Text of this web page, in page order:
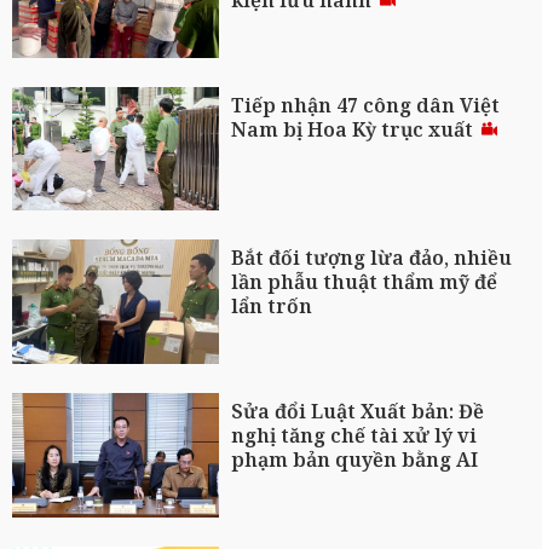
Tiếp nhận 47 công dân Việt
Nam bị Hoa Kỳ trục xuất
Bắt đối tượng lừa đảo, nhiều
lần phẫu thuật thẩm mỹ để
lẩn trốn
Sửa đổi Luật Xuất bản: Đề
nghị tăng chế tài xử lý vi
phạm bản quyền bằng AI